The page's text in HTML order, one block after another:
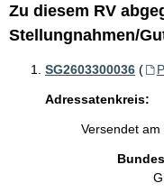
Zu diesem RV
Stellungnahmen/
SG2603300036 (
Adressatenkreis:
Versendet